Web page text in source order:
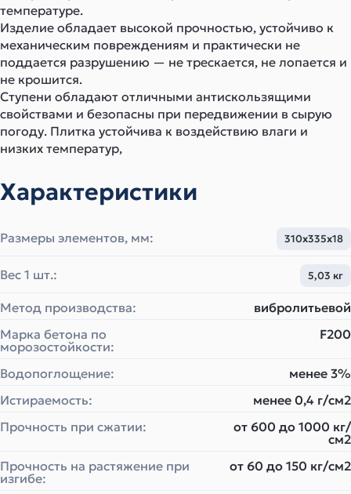
температуре.
Изделие обладает высокой прочностью, устойчиво к
механическим повреждениям и практически не
поддается разрушению — не трескается, не лопается и
не крошится.
Ступени обладают отличными антискользящими
свойствами и безопасны при передвижении в сырую
погоду. Плитка устойчива к воздействию влаги и
низких температур,
Характеристики
Размеры элементов, мм: 310x335x18
Вес 1 шт.: 5,03 кг
Метод производства:
вибролитьевой
Марка бетона по
морозостойкости:
F200
Водопоглощение:
менее 3%
Истираемость:
менее 0,4 г/см2
Прочность при сжатии:
от 600 до 1000 кг/
см2
Прочность на растяжение при
изгибе:
от 60 до 150 кг/см2